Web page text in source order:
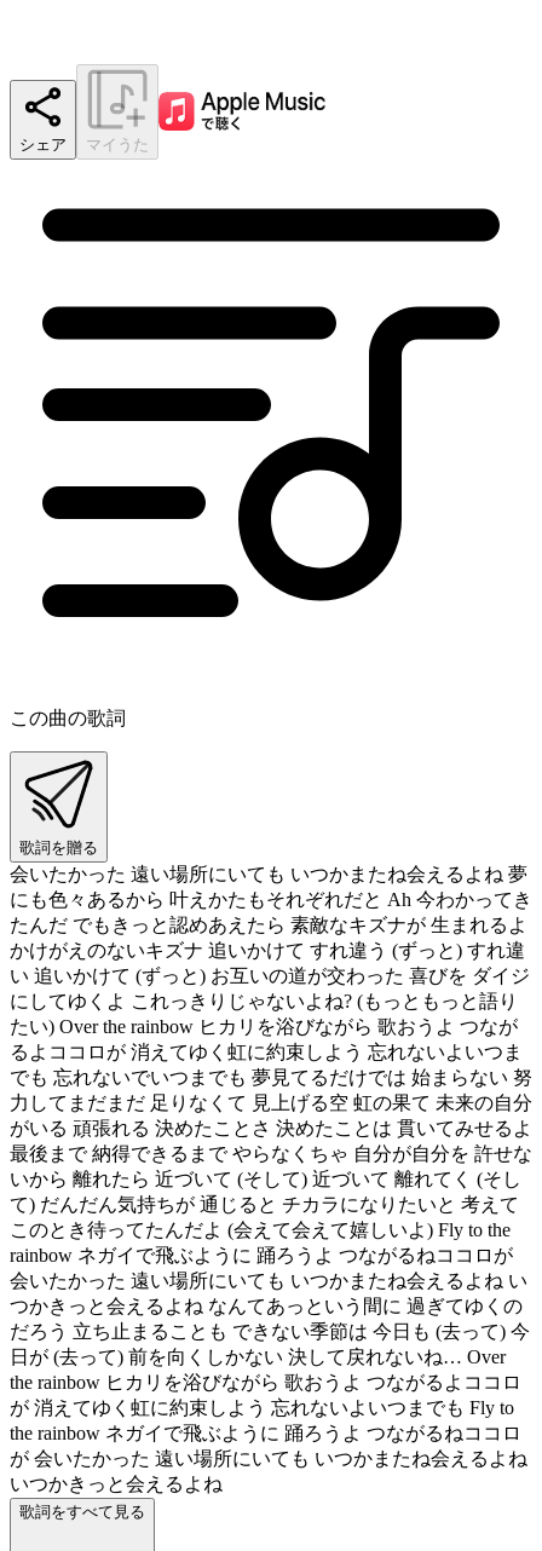
シェア マイうた
この曲の歌詞
歌詞を贈る
会いたかった 遠い場所にいても いつかまたね会えるよね 夢
にも色々あるから 叶えかたもそれぞれだと Ah 今わかってき
たんだ でもきっと認めあえたら 素敵なキズナが 生まれるよ
かけがえのないキズナ 追いかけて すれ違う (ずっと) すれ違
い 追いかけて (ずっと) お互いの道が交わった 喜びを ダイジ
にしてゆくよ これっきりじゃないよね? (もっともっと語り
たい) Over the rainbow ヒカリを浴びながら 歌おうよ つなが
るよココロが 消えてゆく虹に約束しよう 忘れないよいつま
でも 忘れないでいつまでも 夢見てるだけでは 始まらない 努
力してまだまだ 足りなくて 見上げる空 虹の果て 未来の自分
がいる 頑張れる 決めたことさ 決めたことは 貫いてみせるよ
最後まで 納得できるまで やらなくちゃ 自分が自分を 許せな
いから 離れたら 近づいて (そして) 近づいて 離れてく (そし
て) だんだん気持ちが 通じると チカラになりたいと 考えて
このとき待ってたんだよ (会えて会えて嬉しいよ) Fly to the
rainbow ネガイで飛ぶように 踊ろうよ つながるねココロが
会いたかった 遠い場所にいても いつかまたね会えるよね い
つかきっと会えるよね なんてあっという間に 過ぎてゆくの
だろう 立ち止まることも できない季節は 今日も (去って) 今
日が (去って) 前を向くしかない 決して戻れないね… Over
the rainbow ヒカリを浴びながら 歌おうよ つながるよココロ
が 消えてゆく虹に約束しよう 忘れないよいつまでも Fly to
the rainbow ネガイで飛ぶように 踊ろうよ つながるねココロ
が 会いたかった 遠い場所にいても いつかまたね会えるよね
いつかきっと会えるよね
歌詞をすべて見る